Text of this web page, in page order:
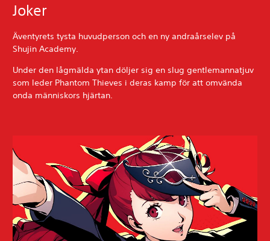
Joker
Äventyrets tysta huvudperson och en ny andraårselev på
Shujin Academy.
Under den lågmälda ytan döljer sig en slug gentlemannatjuv
som leder Phantom Thieves i deras kamp för att omvända
onda människors hjärtan.